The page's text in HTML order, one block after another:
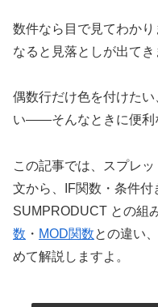
数件なら目で見てわか
なると見落としが出てき
偶数行だけ色を付けた
い——そんなときに便利
この記事では、スプレ
文から、IF関数・条件付
SUMPRODUCT との組
数 ・ MOD関数との違い
めて解説しますよ。